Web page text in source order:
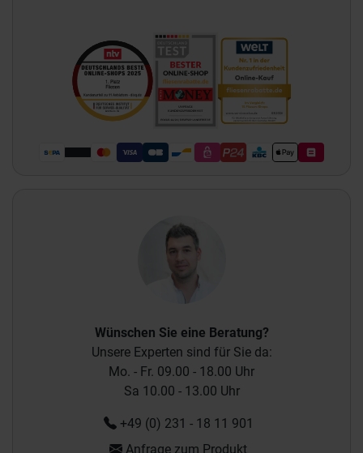
Wünschen Sie eine Beratung?
Unsere Experten sind für Sie da:
Mo. - Fr. 09.00 - 18.00 Uhr
Sa 10.00 - 13.00 Uhr
+49 (0) 231 - 18 11 901
Anfrage zum Produkt